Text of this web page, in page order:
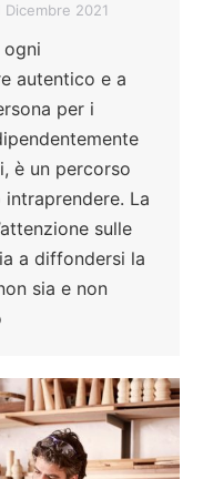
Dicembre 2021
ogni
autentico e a
per i
è un percorso
La
sulle
a diffondersi la
sia e non